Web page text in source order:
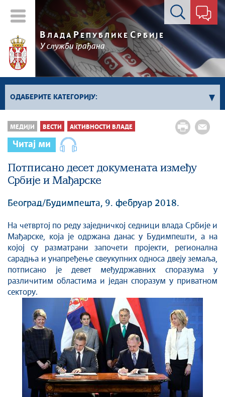
Контакт форма
В ЛАДА РЕПУБЛИКЕ СРБИЈЕ
У служби грађана
ОДАБЕРИТЕ КАТЕГОРИЈУ:
Влада Србије
Активности премијера
Активности потпредседника
Активности Владе
Косово и Метохија
Политика
Стоп корупцији
Култура и вера
Спорт
Конференције за новинаре
Интервјуи
Линкови
Издвојене теме
COVID-19 - архива
МЕДИЈИ ВЕСТИ АКТИВНОСТИ ВЛАДЕ
Читај ми
Потписано десет докумената између
Србије и Мађарске
Београд/Будимпешта, 9. фебруар 2018.
На четвртој по реду заједничкој седници влада Србије и
Мађарске, која је одржана данас у Будимпешти, а на
којој су разматрани започети пројекти, регионална
сарадња и унапређење свеукупних односа двеју земаља,
потписано је девет међудржавних споразума у
различитим областима и један споразум у приватном
сектору.